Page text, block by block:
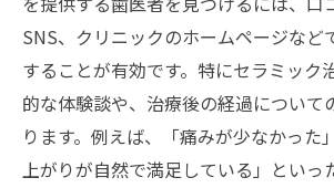
SNS、クリニックのホームページなど
することが有効です。特にセラミック
的な体験談や、治療後の経過について
ります。例えば、「痛みが少なかった
上がりが自然で満足している」といっ